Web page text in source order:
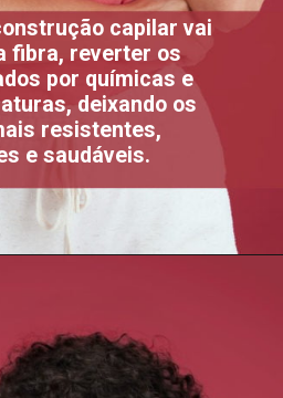
capilar vai
fibra, reverter os
por químicas e
deixando os
resistentes,
e saudáveis.